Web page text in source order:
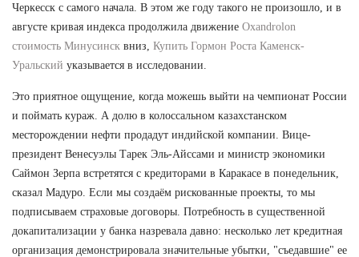
Черкесск с самого начала. В этом же году такого не произошло, и в
августе кривая индекса продолжила движение Oxandrolon
стоимость Минусинск вниз, Купить Гормон Роста Каменск-
Уральский указывается в исследовании.
Это приятное ощущение, когда можешь выйти на чемпионат России
и поймать кураж. А долю в колоссальном казахстанском
месторождении нефти продадут индийской компании. Вице-
президент Венесуэлы Тарек Эль-Айссами и министр экономики
Саймон Зерпа встретятся с кредиторами в Каракасе в понедельник,
сказал Мадуро. Если мы создаём рискованные проекты, то мы
подписываем страховые договоры. Потребность в существенной
докапитализации у банка назревала давно: несколько лет кредитная
организация демонстрировала значительные убытки, "съедавшие" ее